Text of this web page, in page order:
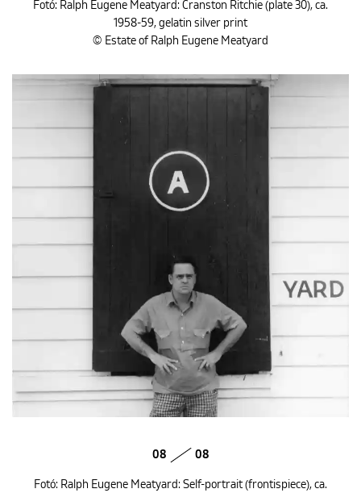
Fotó: Ralph Eugene Meatyard: Cranston Ritchie (plate 30), ca.
1958-59, gelatin silver print
© Estate of Ralph Eugene Meatyard
08 08
Fotó: Ralph Eugene Meatyard: Self-portrait (frontispiece), ca.